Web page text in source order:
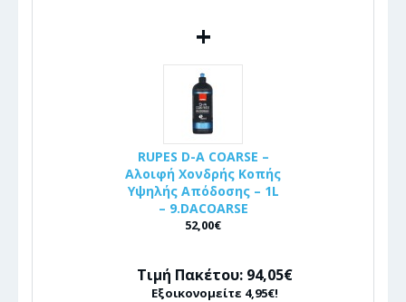
+
RUPES D-A COARSE –
Αλοιφή Χονδρής Κοπής
Υψηλής Απόδοσης – 1L
– 9.DACOARSE
52,00€
Τιμή Πακέτου: 94,05€
Εξοικονομείτε 4,95€!